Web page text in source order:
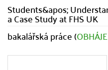
Students&apos;
a Case Study at FHS UK
bakalářská práce (